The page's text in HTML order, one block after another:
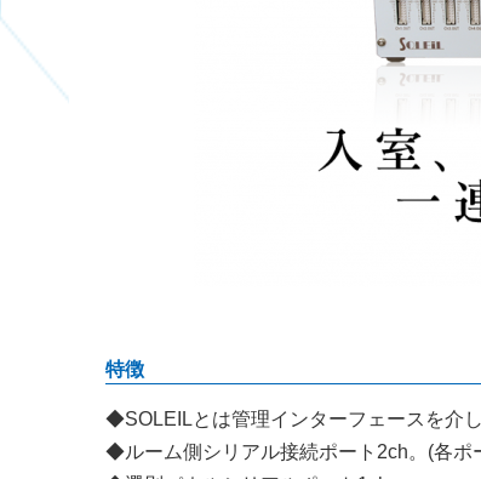
特徴
◆SOLEILとは管理インターフェースを介し
◆ルーム側シリアル接続ポート2ch。(各ポ